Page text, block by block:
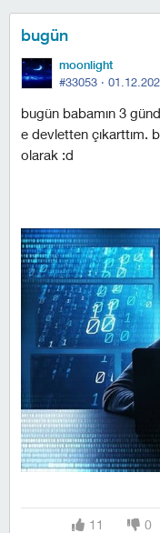
bugün
moonlight
#33053 ·
bugün babamın 3
e devletten çıkarttım.
olarak :d
11 0